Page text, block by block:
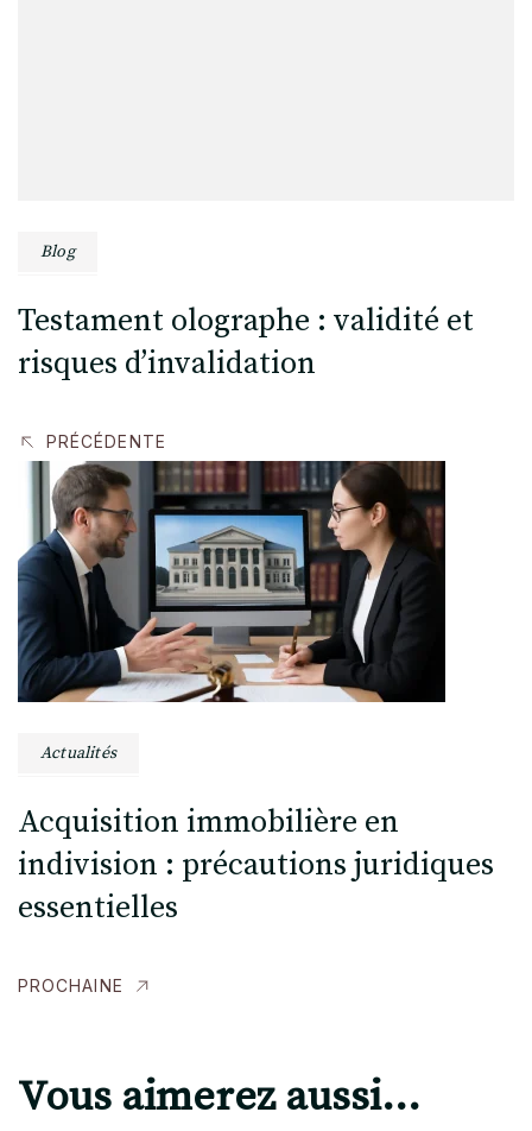
Blog
Testament olographe : validité et
risques d’invalidation
PRÉCÉDENTE
Actualités
Acquisition immobilière en
indivision : précautions juridiques
essentielles
PROCHAINE
Vous aimerez aussi...